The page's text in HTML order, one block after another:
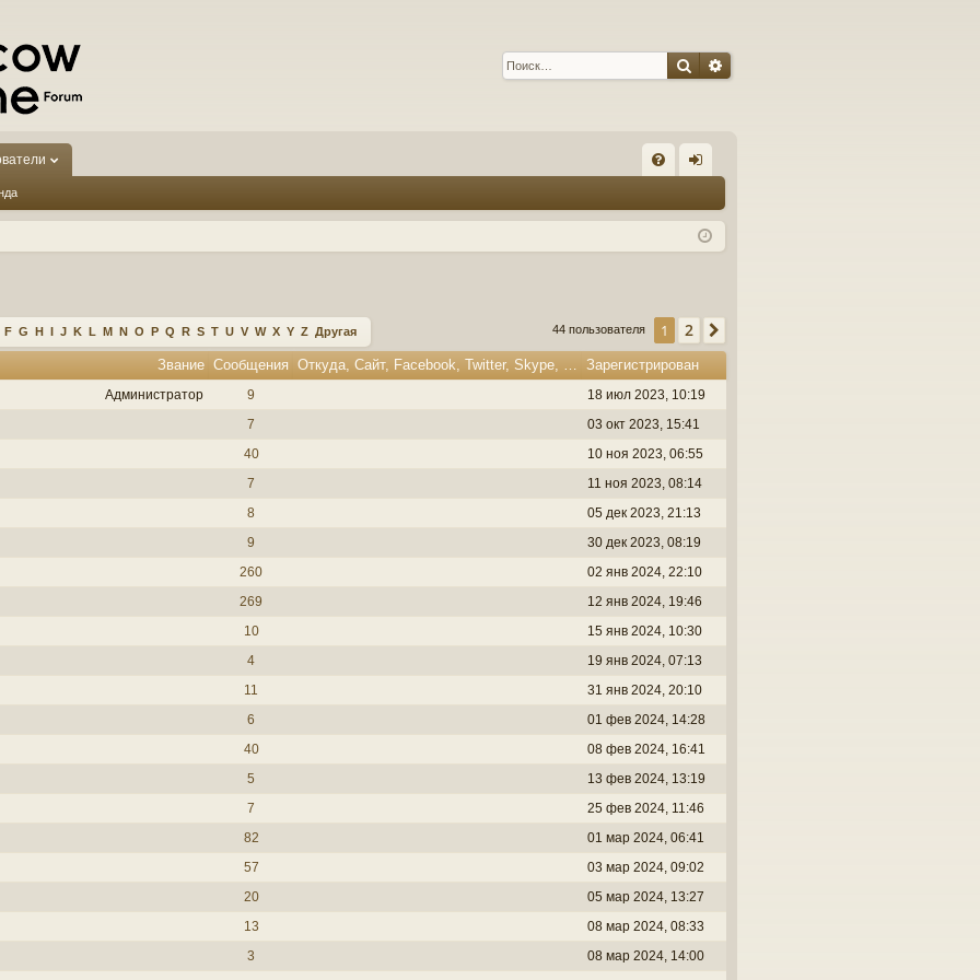
ПоискРасширенный поиск
Q д
F G H I J K L M N O P Q R S T U V W X Y Z Другая 44 пользователя 1 2
Звание Сообщения Откуда, Сайт, Facebook, Twitter, Skype, YouTube Зарегистрирован
Администратор 9
18 июл 2023, 10:19
7
03 окт 2023, 15:41
40
10 ноя 2023, 06:55
7
11 ноя 2023, 08:14
8
05 дек 2023, 21:13
9
30 дек 2023, 08:19
260
02 янв 2024, 22:10
269
12 янв 2024, 19:46
10
15 янв 2024, 10:30
4
19 янв 2024, 07:13
11
31 янв 2024, 20:10
6
01 фев 2024, 14:28
40
08 фев 2024, 16:41
5
13 фев 2024, 13:19
7
25 фев 2024, 11:46
82
01 мар 2024, 06:41
57
03 мар 2024, 09:02
20
05 мар 2024, 13:27
13
08 мар 2024, 08:33
3
08 мар 2024, 14:00